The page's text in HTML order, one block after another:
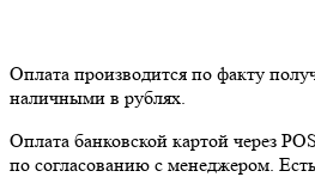
Оплата производится по факту
наличными в рублях.
Оплата банковской картой через
по согласованию с менеджером.